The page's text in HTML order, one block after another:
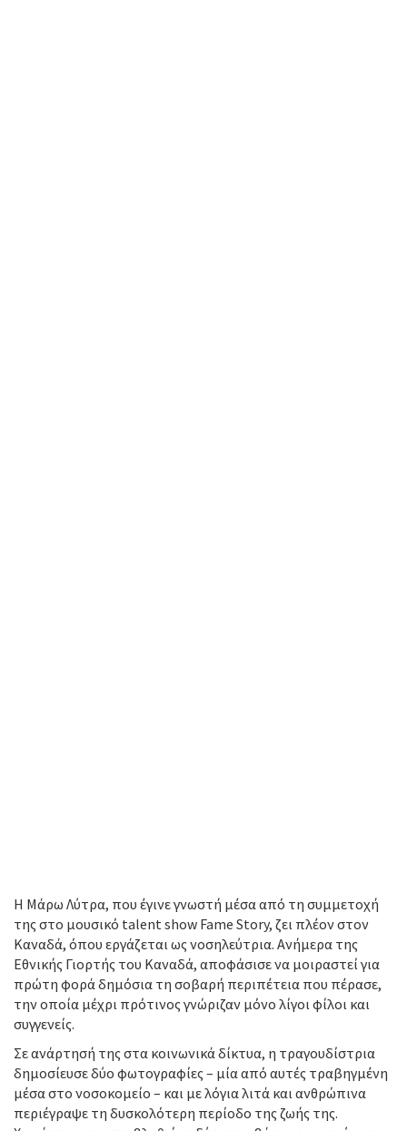
Η Μάρω Λύτρα, που έγινε γνωστή μέσα από τη συμμετοχή
της στο μουσικό talent show Fame Story, ζει πλέον στον
Καναδά, όπου εργάζεται ως νοσηλεύτρια. Ανήμερα της
Εθνικής Γιορτής του Καναδά, αποφάσισε να μοιραστεί για
πρώτη φορά δημόσια τη σοβαρή περιπέτεια που πέρασε,
την οποία μέχρι πρότινος γνώριζαν μόνο λίγοι φίλοι και
συγγενείς.
Σε ανάρτησή της στα κοινωνικά δίκτυα, η τραγουδίστρια
δημοσίευσε δύο φωτογραφίες – μία από αυτές τραβηγμένη
μέσα στο νοσοκομείο – και με λόγια λιτά και ανθρώπινα
περιέγραψε τη δυσκολότερη περίοδο της ζωής της.